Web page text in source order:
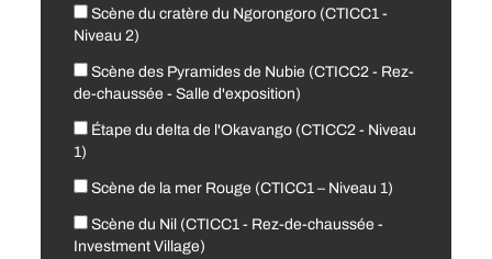
Scène du cratère du Ngorongoro (CTICC1 -
Niveau 2)
Scène des Pyramides de Nubie (CTICC2 - Rez-
de-chaussée - Salle d'exposition)
Étape du delta de l'Okavango (CTICC2 - Niveau
1)
Scène de la mer Rouge (CTICC1 – Niveau 1)
Scène du Nil (CTICC1 - Rez-de-chaussée -
Investment Village)